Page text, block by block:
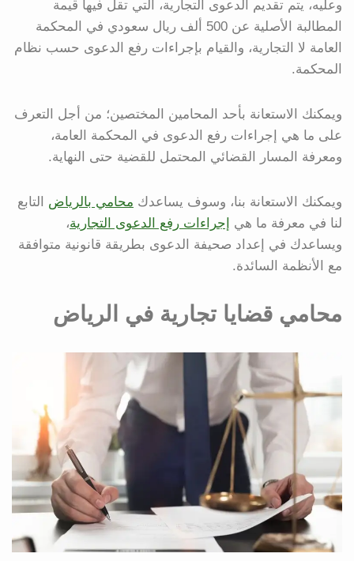
وعليه، يتم تقديم الدعوى التجارية، التي تقل فيها قيمة
المطالبة الأصلية عن 500 ألف ريال سعودي في المحكمة
العامة لا التجارية، والقيام بإجراءات رفع الدعوى حسب نظام
المحكمة.
ويمكنك الاستعانة بأحد المحامين المختصين؛ من أجل التعرف
على ما هي إجراءات رفع الدعوى في المحكمة العامة،
ومعرفة المسار القضائي المحتمل للقضية حتى النهاية.
ويمكنك الاستعانة بنا، وسوف يساعدك محامي بالرياض التابع
لنا في معرفة ما هي
إجراءات رفع الدعوى التجارية،
ويساعدك في إعداد صحيفة الدعوى بطريقة قانونية متوافقة
مع الأنظمة السائدة.
محامي قضايا تجارية في الرياض